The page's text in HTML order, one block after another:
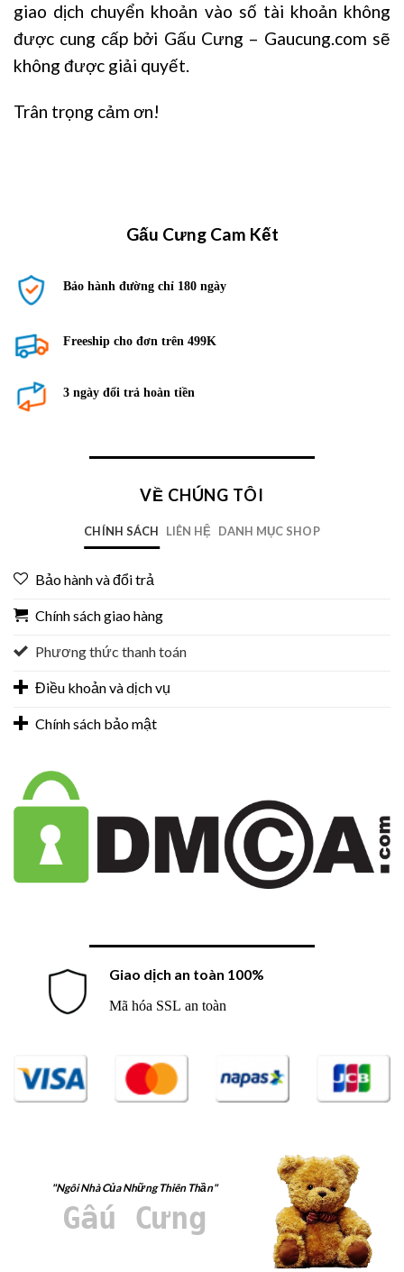
giao dịch chuyển khoản vào số tài khoản không
được cung cấp bởi Gấu Cưng – Gaucung.com sẽ
không được giải quyết.
Trân trọng cảm ơn!
Gấu Cưng Cam Kết
Bảo hành đường chỉ 180 ngày
Freeship cho đơn trên 499K
3 ngày đổi trả hoàn tiền
VỀ CHÚNG TÔI
CHÍNH SÁCH LIÊN HỆ DANH MỤC SHOP
Bảo hành và đổi trả
Chính sách giao hàng
Phương thức thanh toán
Điều khoản và dịch vụ
Chính sách bảo mật
Giao dịch an toàn 100%
Mã hóa SSL an toàn
"Ngôi Nhà Của Những Thiên Thần"
Gấu Cưng